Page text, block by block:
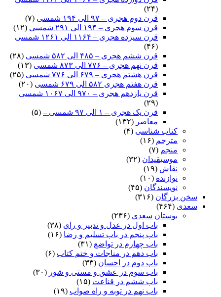
(۲۴)
قرن دوم هجری – ۹۷ الی ۱۹۴ شمسی
(۷)
قرن سوم هجری – ۱۹۴ الی ۲۹۱ شمسی
(۱۲)
قرن سیزده هجری – ۱۱۶۴ الی ۱۲۶۱ شمسی
(۴۶)
قرن ششم هجری – ۴۸۵ الی ۵۸۲ شمسی
(۲۸)
قرن نهم هجری – ۷۷۶ الی ۸۷۳ شمسی
(۱۳)
قرن هشتم هجری – ۶۷۹ الی ۷۷۶ شمسی
(۲۵)
قرن هفتم هجری ۵۸۲ الی ۶۷۹ شمسی
(۲۰)
قرن یازدهم هجری – ۹۷۰ الی ۱۰۶۷ شمسی
(۲۹)
قرن یک هجری – ۱ الی ۹۷ شمسی –
(۵)
معاصر (۱۳۲)
کتاب شناسی (۴)
مترجم (۱۶)
منجم (۷)
موسیقیدان (۳۲)
نقاش (۱۹)
نوازنده (۱۰)
نویسندگان (۴۵)
سخن بزرگان (۳۱۶)
سعدی (۴۶۴)
بوستان سعدی (۲۳۶)
باب اول در عدل و تدبیر و رای (۳۸)
باب پنجم در باب تسلیم و رضا (۱۶)
باب چهارم در تواضع (۳۱)
باب دهم در مناجات و ختم کتاب (۶)
باب دوم در احسان (۳۳)
باب سوم در عشق و مستی و شور (۳۰)
باب ششم در قناعت (۱۵)
باب نهم در توبه و راه صواب (۱۹)